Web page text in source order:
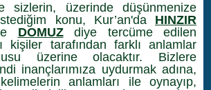
sizlerin, üzerinde düşünmenize
konu, Kur’an'da HINZIR
DOMUZdiye tercüme edilen
kişiler tarafından farklı anlamlar
üzerine olacaktır. Bizlere
inançlarımıza uydurmak adına,
anlamları ile oynayıp,